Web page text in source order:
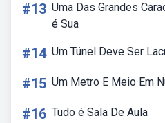
#13 Uma Das Grandes
é Sua
#14 Um Túnel Deve Ser
#15 Um Metro E Meio Em
#16 Tudo é Sala De Aula